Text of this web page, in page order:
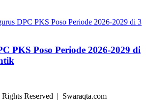
PKS Poso Periode 2026-2029 di
Reserved | Swaraqta.com